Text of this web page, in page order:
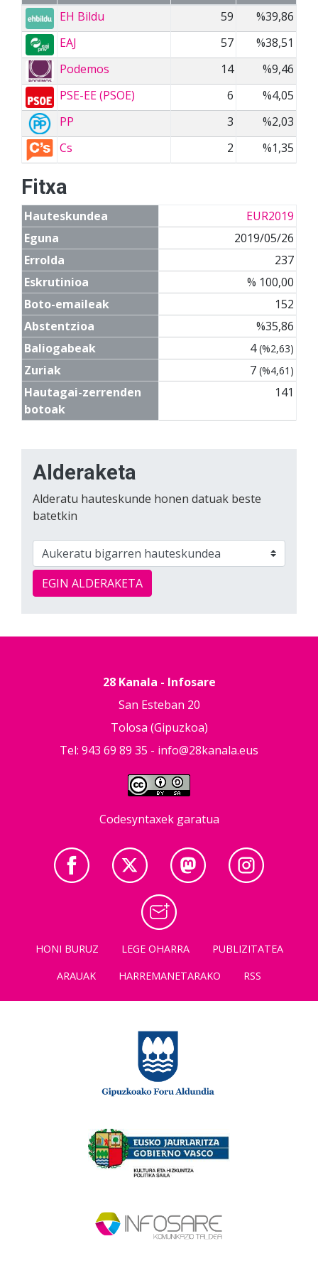
EH Bildu
59
%39,86
EAJ
57
%38,51
Podemos
14
%9,46
PSE-EE (PSOE)
6
%4,05
PP
3
%2,03
Cs
2 %1,35
Fitxa
Hauteskundea
EUR2019
Eguna
2019/05/26
Errolda
237
Eskrutinioa
% 100,00
Boto-emaileak
152
Abstentzioa
%35,86
Baliogabeak
4(%2,63)
Zuriak 7 (%4,61)
Hautagai-zerrenden
botoak
141
Alderaketa
Alderatu hauteskunde honen datuak beste
batetkin
EGIN ALDERAKETA
28 Kanala - Infosare
San Esteban 20
Tolosa (Gipuzkoa)
Tel: 943 69 89 35 - info@28kanala.eus
Codesyntaxek garatua
HONI BURUZ LEGE OHARRA
PUBLIZITATEA
ARAUAK
HARREMANETARAKO RSS